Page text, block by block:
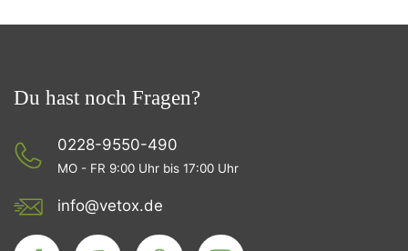
Du hast noch Fragen?
0228-9550-490
MO - FR 9:00 Uhr bis 17:00 Uhr
info@vetox.de